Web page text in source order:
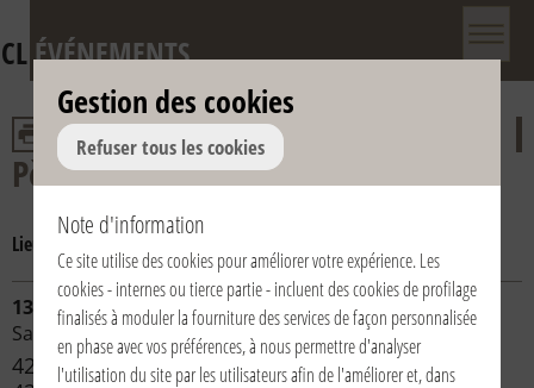
CLÉVÉNEMENTS
Pèlerinages
Lieu:
13/06/2020 | Italia / Italy | Loreto
Santuario
42° Pellegrinaggio a piedi da Macerata a Loreto -
Gestion des cookies
Refuser tous les cookies
Note d'information
Ce site utilise des cookies pour améliorer votre expérience. Les
cookies - internes ou tierce partie - incluent des cookies de profilage
finalisés à moduler la fourniture des services de façon personnalisée
en phase avec vos préférences, à nous permettre d'analyser
l'utilisation du site par les utilisateurs afin de l'améliorer et, dans